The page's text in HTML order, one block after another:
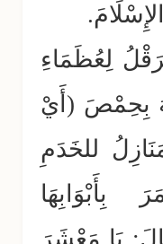
لِعُظَمَاءِ
بِحِمْصَ (أَيْ
للخَدَمِ
بِأَبْوَابِهَا